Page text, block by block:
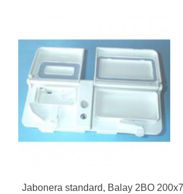
Jabonera standard, Balay 2BO